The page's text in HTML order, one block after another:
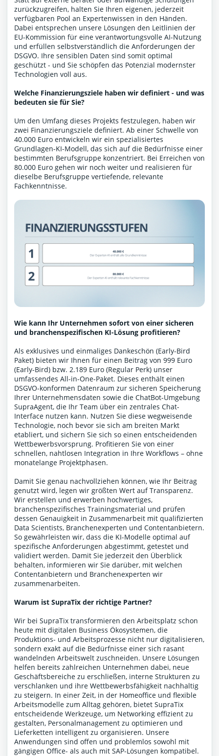
zurückzugreifen, halten Sie Ihren eigenen, jederzeit
verfügbaren Pool an Expertenwissen in den Händen.
Dabei entsprechen unsere Lösungen den Leitlinien der
EU-Kommission für eine verantwortungsvolle AI-Nutzung
und erfüllen selbstverständlich die Anforderungen der
DSGVO. Ihre sensiblen Daten sind somit optimal
geschützt - und Sie schöpfen das Potenzial modernster
Technologien voll aus.
Welche Finanzierungsziele haben wir definiert - und was
bedeuten sie für Sie?
Um den Umfang dieses Projekts festzulegen, haben wir
zwei Finanzierungsziele definiert. Ab einer Schwelle von
40.000 Euro entwickeln wir ein spezialisiertes
Grundlagen-KI-Modell, das sich auf die Bedürfnisse einer
bestimmten Berufsgruppe konzentriert. Bei Erreichen von
80.000 Euro gehen wir noch weiter und realisieren für
dieselbe Berufsgruppe vertiefende, relevante
Fachkenntnisse.
Wie kann Ihr Unternehmen sofort von einer sicheren
und branchenspezifischen KI-Lösung profitieren?
Als exklusives und einmaliges Dankeschön (Early-Bird
Paket) bieten wir Ihnen für einen Beitrag von 999 Euro
(Early-Bird) bzw. 2.189 Euro (Regular Perk) unser
umfassendes All-in-One-Paket. Dieses enthält einen
DSGVO-konformen Datenraum zur sicheren Speicherung
Ihrer Unternehmensdaten sowie die ChatBot-Umgebung
SupraAgent, die Ihr Team über ein zentrales Chat-
Interface nutzen kann. Nutzen Sie diese wegweisende
Technologie, noch bevor sie sich am breiten Markt
etabliert, und sichern Sie sich so einen entscheidenden
Wettbewerbsvorsprung. Profitieren Sie von einer
schnellen, nahtlosen Integration in Ihre Workflows – ohne
monatelange Projektphasen.
Damit Sie genau nachvollziehen können, wie Ihr Beitrag
genutzt wird, legen wir größten Wert auf Transparenz.
Wir erstellen und erwerben hochwertiges,
branchenspezifisches Trainingsmaterial und prüfen
dessen Genauigkeit in Zusammenarbeit mit qualifizierten
Data Scientists, Branchenexperten und Contentanbietern.
So gewährleisten wir, dass die KI-Modelle optimal auf
spezifische Anforderungen abgestimmt, getestet und
validiert werden. Damit Sie jederzeit den Überblick
behalten, informieren wir Sie darüber, mit welchen
Contentanbietern und Branchenexperten wir
zusammenarbeiten.
Warum ist SupraTix der richtige Partner?
Wir bei SupraTix transformieren den Arbeitsplatz schon
heute mit digitalen Business Ökosystemen, die
Produktions- und Arbeitsprozesse nicht nur digitalisieren,
sondern exakt auf die Bedürfnisse einer sich rasant
wandelnden Arbeitswelt zuschneiden. Unsere Lösungen
helfen bereits zahlreichen Unternehmen dabei, neue
Geschäftsbereiche zu erschließen, interne Strukturen zu
verschlanken und ihre Wettbewerbsfähigkeit nachhaltig
zu steigern. In einer Zeit, in der Homeoffice und flexible
Arbeitsmodelle zum Alltag gehören, bietet SupraTix
entscheidende Werkzeuge, um Networking effizient zu
gestalten, Personalmanagement zu optimieren und
Lieferketten intelligent zu organisieren. Unsere
Anwendungen sind offen und problemlos sowohl mit
gängigen Office- als auch mit SAP-Lösungen kompatibel.